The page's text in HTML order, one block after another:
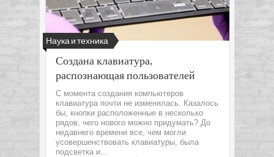
Наука и техника
Создана клавиатура,
распознающая пользователей
С момента создания компьютеров
клавиатура почти не изменялась. Казалось
бы, кнопки расположенные в несколько
рядов, чего нового можно придумать? До
недавнего времени все, чем могли
усовершенствовать клавиатуры, была
подсветка и...